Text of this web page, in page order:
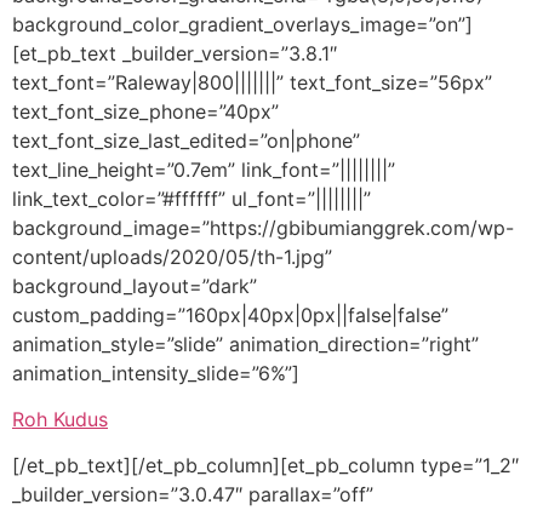
background_color_gradient_overlays_image=”on”]
[et_pb_text _builder_version=”3.8.1″
text_font=”Raleway|800|||||||” text_font_size=”56px”
text_font_size_phone=”40px”
text_font_size_last_edited=”on|phone”
text_line_height=”0.7em” link_font=”||||||||”
link_text_color=”#ffffff” ul_font=”||||||||”
background_image=”https://gbibumianggrek.com/wp-
content/uploads/2020/05/th-1.jpg”
background_layout=”dark”
custom_padding=”160px|40px|0px||false|false”
animation_style=”slide” animation_direction=”right”
animation_intensity_slide=”6%”]
Roh Kudus
[/et_pb_text][/et_pb_column][et_pb_column type=”1_2″
_builder_version=”3.0.47″ parallax=”off”